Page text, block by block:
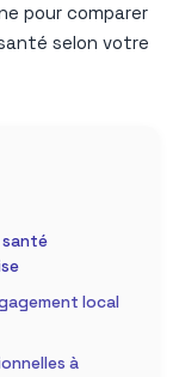
pour comparer
selon votre
local
à